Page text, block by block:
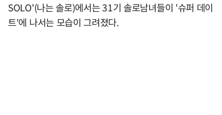
SOLO'(나는 솔로)에서는 31기 솔로남녀들이 '슈퍼 데이
트'에 나서는 모습이 그려졌다.